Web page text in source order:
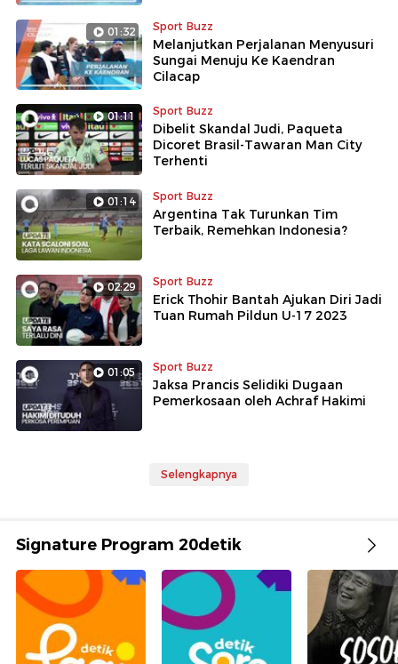
01:32 Sport Buzz
Melanjutkan Perjalanan Menyusuri
Sungai Menuju Ke Kaendran
Cilacap
01:11 Sport Buzz
Dibelit Skandal Judi, Paqueta
Dicoret Brasil-Tawaran Man City
Terhenti
01:14 Sport Buzz
Argentina Tak Turunkan Tim
Terbaik, Remehkan Indonesia?
02:29 Sport Buzz
Erick Thohir Bantah Ajukan Diri Jadi
Tuan Rumah Pildun U-17 2023
01:05 Sport Buzz
Jaksa Prancis Selidiki Dugaan
Pemerkosaan oleh Achraf Hakimi
Selengkapnya
Signature Program 20detik